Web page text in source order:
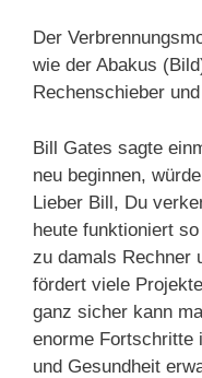
Der
wie der Abakus
Rechenschieber
Bill Gates sagte
neu beginnen,
Lieber Bill, Du
heute funktioniert
zu damals Rechner
fördert viele
ganz sicher kann
enorme Fortschritte
und Gesundheit